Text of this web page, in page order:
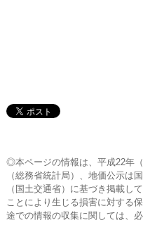
◎本ページの情報は、平成22年
（総務省統計局）、地価公示は
（国土交通省）に基づき掲載し
ことにより生じる損害に対する
途での情報の収集に関しては、